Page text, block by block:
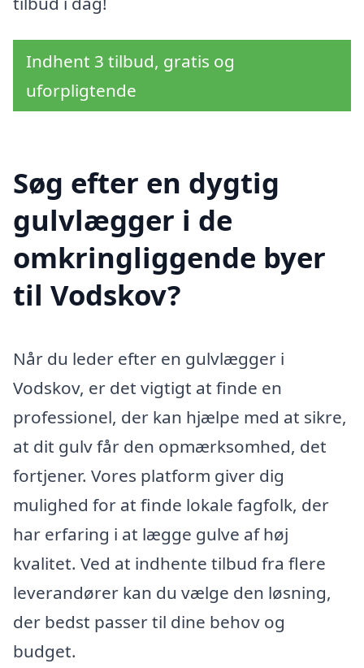
Indhent 3 tilbud, gratis og
uforpligtende
Søg efter en dygtig
gulvlægger i de
omkringliggende byer
til Vodskov?
Når du leder efter en gulvlægger i
Vodskov, er det vigtigt at finde en
professionel, der kan hjælpe med at sikre,
at dit gulv får den opmærksomhed, det
fortjener. Vores platform giver dig
mulighed for at finde lokale fagfolk, der
har erfaring i at lægge gulve af høj
kvalitet. Ved at indhente tilbud fra flere
leverandører kan du vælge den løsning,
der bedst passer til dine behov og
budget.